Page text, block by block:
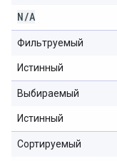
N/A
Фильтруемый
Истинный
Выбираемый
Истинный
Сортируемый